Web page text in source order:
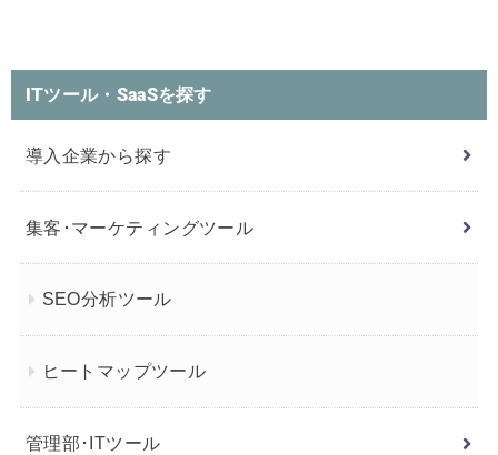
ITツール・SaaSを探す
導入企業から探す
集客･マーケティングツール
SEO分析ツール
ヒートマップツール
管理部･ITツール